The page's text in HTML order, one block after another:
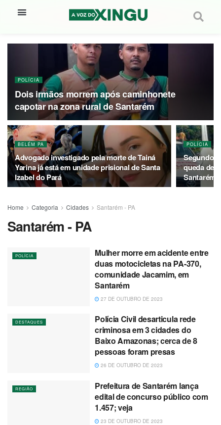
POLÍCIA
Dois irmãos morrem após caminhonete
capotar na zona rural de Santarém
BELÉM PA
Advogado investigado pela morte de Tainá
Yarina já está em unidade prisional de Santa
Izabel do Pará
POLÍCIA
Segundo
queda de
Santarém
Home Categoria Cidades Santarém - PA
Santarém - PA
POLÍCIA
Mulher morre em acidente entre
duas motocicletas na PA-370,
comunidade Jacamim, em
Santarém
27 DE OUTUBRO DE 2023
DESTAQUES
Polícia Civil desarticula rede
criminosa em 3 cidades do
Baixo Amazonas; cerca de 8
pessoas foram presas
26 DE OUTUBRO DE 2023
REGIÃO
Prefeitura de Santarém lança
edital de concurso público com
1.457; veja
23 DE OUTUBRO DE 2023